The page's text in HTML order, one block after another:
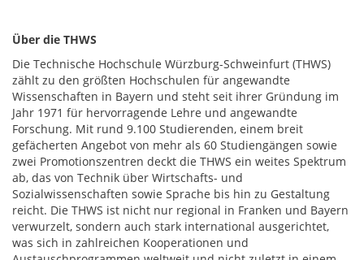
Über die THWS
Die Technische Hochschule Würzburg-Schweinfurt (THWS)
zählt zu den größten Hochschulen für angewandte
Wissenschaften in Bayern und steht seit ihrer Gründung im
Jahr 1971 für hervorragende Lehre und angewandte
Forschung. Mit rund 9.100 Studierenden, einem breit
gefächerten Angebot von mehr als 60 Studiengängen sowie
zwei Promotionszentren deckt die THWS ein weites Spektrum
ab, das von Technik über Wirtschafts- und
Sozialwissenschaften sowie Sprache bis hin zu Gestaltung
reicht. Die THWS ist nicht nur regional in Franken und Bayern
verwurzelt, sondern auch stark international ausgerichtet,
was sich in zahlreichen Kooperationen und